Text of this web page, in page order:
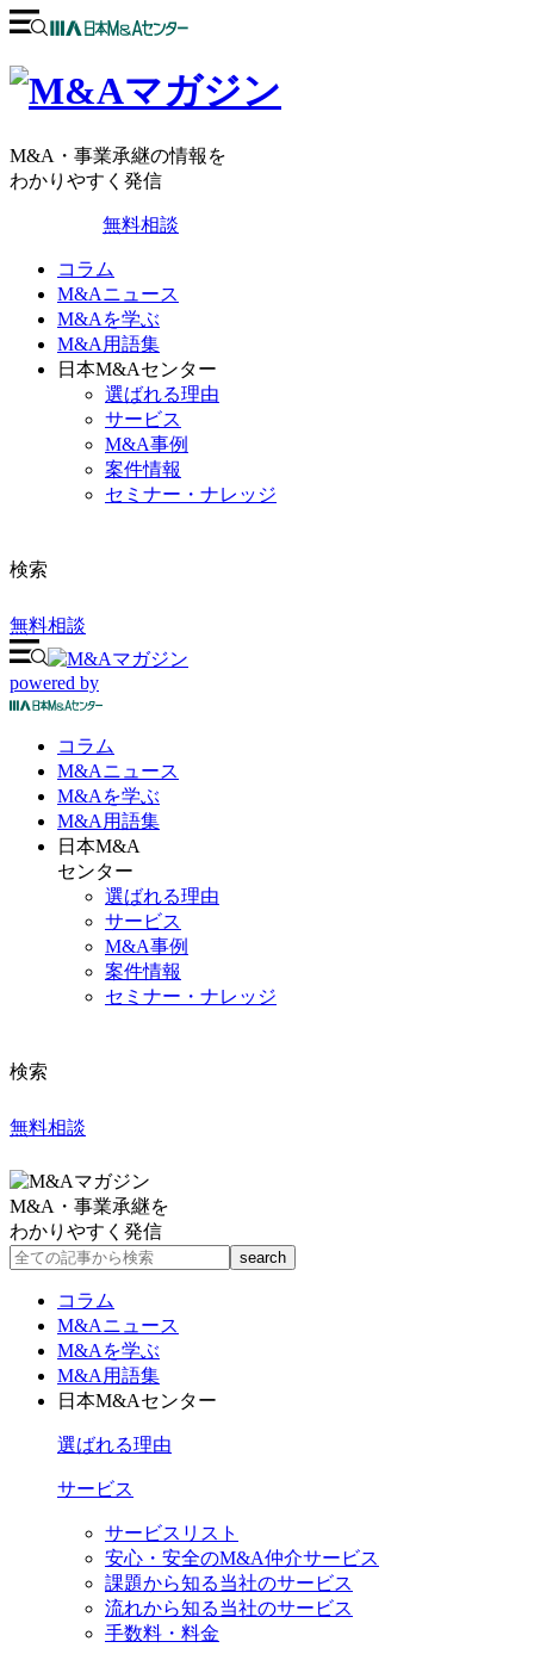
M&A・事業承継の情報を
わかりやすく発信
無料相談
コラム
M&Aニュース
M&Aを学ぶ
M&A用語集
日本M&Aセンター
選ばれる理由
サービス
M&A事例
案件情報
セミナー・ナレッジ
検索
無料相談
powered by
コラム
M&Aニュース
M&Aを学ぶ
M&A 用語集
日本M&A
センター
選ばれる理由
サービス
M&A事例
案件情報
セミナー・ナレッジ
検索
無料相談
M&A・事業承継を
わかりやすく発信
コラム
M&Aニュース
M&Aを学ぶ
M&A用語集
日本M&Aセンター
選ばれる理由
サービス
サービスリスト
安心・安全のM&A仲介サービス
課題から知る当社のサービス
流れから知る当社のサービス
手数料・料金